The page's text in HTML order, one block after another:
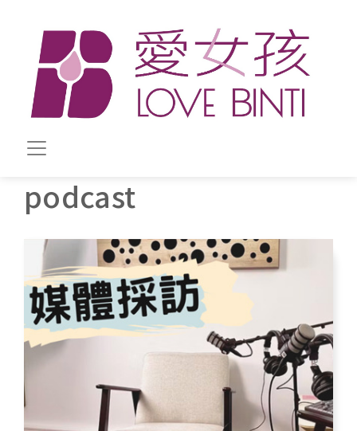
podcast